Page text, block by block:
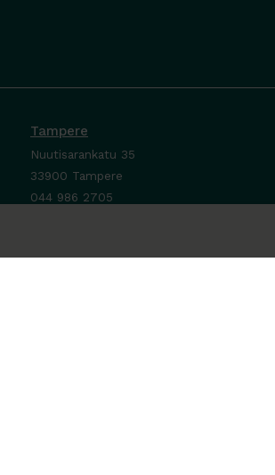
Tampere
Nuutisarankatu 35
33900 Tampere
044 986 2705